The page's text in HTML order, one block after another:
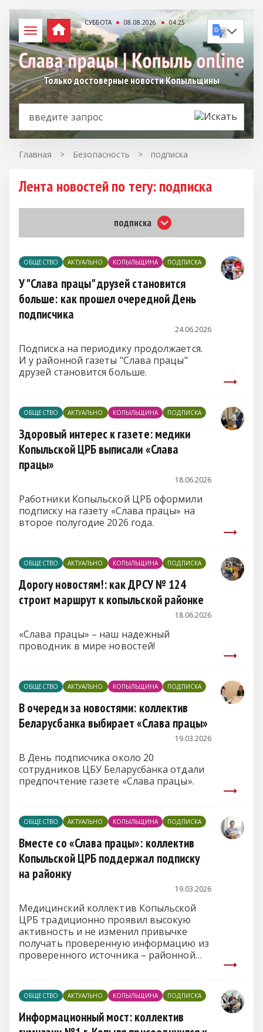
СУББОТА 08.08.2026 04:25
Только достоверные новости Копыльщины
Главная > Безопасность > подписка
Лента новостей по тегу: подписка
подписка
ОБЩЕСТВО АКТУАЛЬНО КОПЫЛЬЩИНА ПОДПИСКА
У "Слава працы" друзей становится
больше: как прошел очередной День
подписчика
24.06.2026
Подписка на периодику продолжается.
И у районной газеты "Слава працы"
друзей становится больше.
ОБЩЕСТВО АКТУАЛЬНО КОПЫЛЬЩИНА ПОДПИСКА
Здоровый интерес к газете: медики
Копыльской ЦРБ выписали «Слава
працы»
18.06.2026
Работники Копыльской ЦРБ оформили
подписку на газету «Слава працы» на
второе полугодие 2026 года.
ОБЩЕСТВО АКТУАЛЬНО КОПЫЛЬЩИНА ПОДПИСКА
Дорогу новостям!: как ДРСУ № 124
строит маршрут к копыльской районке
18.06.2026
«Слава працы» – наш надежный
проводник в мире новостей!
ОБЩЕСТВО АКТУАЛЬНО КОПЫЛЬЩИНА ПОДПИСКА
В очереди за новостями: коллектив
Беларусбанка выбирает «Слава працы»
19.03.2026
В День подписчика около 20
сотрудников ЦБУ Беларусбанка отдали
предпочтение газете «Слава працы».
ОБЩЕСТВО АКТУАЛЬНО КОПЫЛЬЩИНА ПОДПИСКА
Вместе со «Слава працы»: коллектив
Копыльской ЦРБ поддержал подписку
на районку
19.03.2026
Медицинский коллектив Копыльской
ЦРБ традиционно проявил высокую
активность и не изменил привычке
получать проверенную информацию из
проверенного источника – районной
ОБЩЕСТВО АКТУАЛЬНО КОПЫЛЬЩИНА ПОДПИСКА
Информационный мост: коллектив